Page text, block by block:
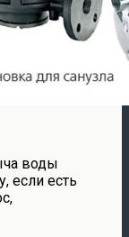
воды
если есть